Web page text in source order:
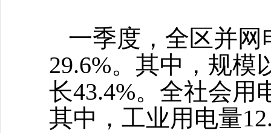
一季度，全区并网
29.6%。其中，规模
长43.4%。全社会用
其中，工业用电量